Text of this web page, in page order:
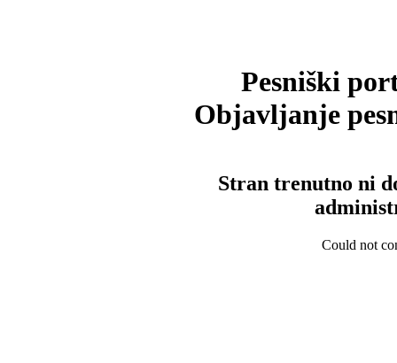
Pesniški
Objavljanje
Stran trenutno ni
Could not